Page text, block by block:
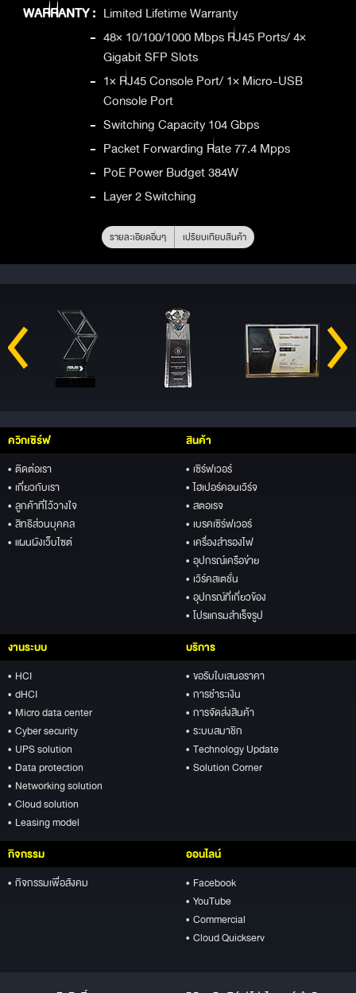
WARRANTY : Limited Lifetime Warranty
- 48× 10/100/1000 Mbps RJ45 Ports/ 4×
Gigabit SFP Slots
- 1× RJ45 Console Port/ 1× Micro-USB
Console Port
- Switching Capacity 104 Gbps
- Packet Forwarding Rate 77.4 Mpps
- PoE Power Budget 384W
- Layer 2 Switching
รายละเอียดอื่นๆ เปรียบเทียบสินค้า
ควิกเซิร์ฟ
• ติดต่อเรา
• เกี่ยวกับเรา
• ลูกค้าที่ไว้วางใจ
• สิทธิส่วนบุคคล
• แผนผังเว็บไซต์
สินค้า
• เซิร์ฟเวอร์
• ไฮเปอร์คอนเวิร์จ
• สตอเรจ
• เบรคเซิร์ฟเวอร์
• เครื่องสำรองไฟ
• อุปกรณ์เครือข่าย
• เวิร์คสเตชั่น
• อุปกรณ์ที่เกี่ยวข้อง
• โปรแกรมสำเร็จรูป
งานระบบ
• HCI
• dHCI
• Micro data center
• Cyber security
• UPS solution
• Data protection
• Networking solution
• Cloud solution
• Leasing model
บริการ
• ขอรับใบเสนอราคา
• การชำระเงิน
• การจัดส่งสินค้า
• ระบบสมาชิก
• Technology Update
• Solution Corner
กิจกรรม
• กิจกรรมเพื่อสังคม
ออนไลน์
• Facebook
• YouTube
• Commercial
• Cloud Quickserv